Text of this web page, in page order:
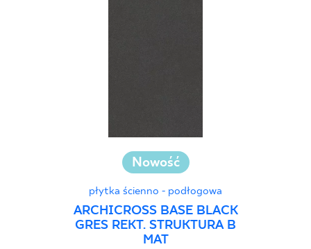
Nowość
płytka ścienno - podłogowa
ARCHICROSS BASE BLACK
GRES REKT. STRUKTURA B
MAT